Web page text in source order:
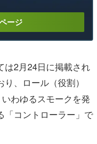
ージ
は2月24日に掲載され
、ロール（役割）
わゆるスモークを発
「コントローラー」で